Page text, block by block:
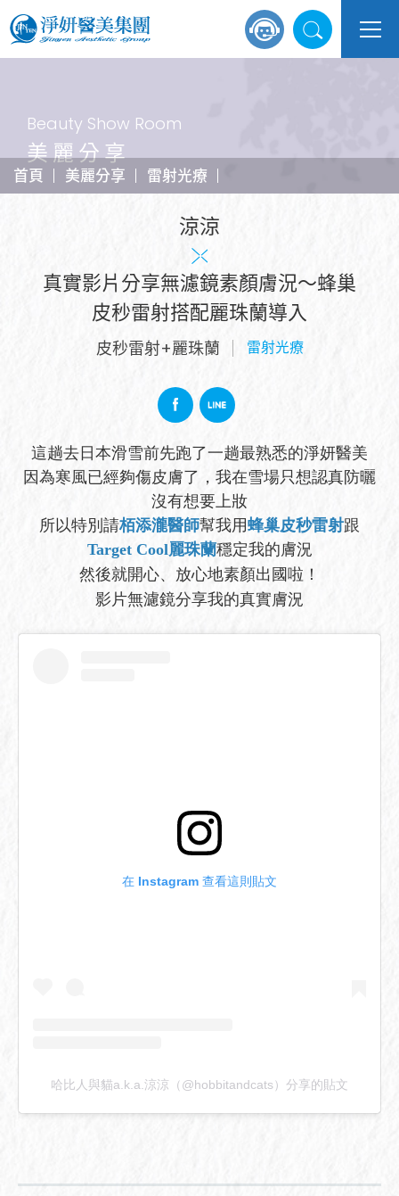
Beauty Show Room
美麗分享
首頁 美麗分享 雷射光療
涼涼
真實影片分享無濾鏡素顏膚況～蜂巢
皮秒雷射搭配麗珠蘭導入
皮秒雷射+麗珠蘭 雷射光療
這趟去日本滑雪前先跑了一趟最熟悉的淨妍醫美
因為寒風已經夠傷皮膚了，我在雪場只想認真防曬
沒有想要上妝
所以特別請栢添瀧醫師幫我用蜂巢皮秒雷射跟
Target Cool麗珠蘭穩定我的膚況
然後就開心、放心地素顏出國啦！
影片無濾鏡分享我的真實膚況
在 Instagram 查看這則貼文
哈比人與貓a.k.a.涼涼（@hobbitandcats）分享的貼文